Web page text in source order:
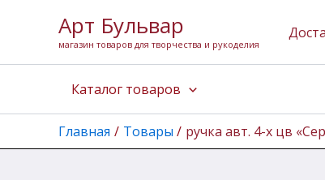
содержимому
Арт Бульвар
магазин товаров для творчества и рукоделия
Каталог товаров
Главная Товары ручка авт. 4-х цв